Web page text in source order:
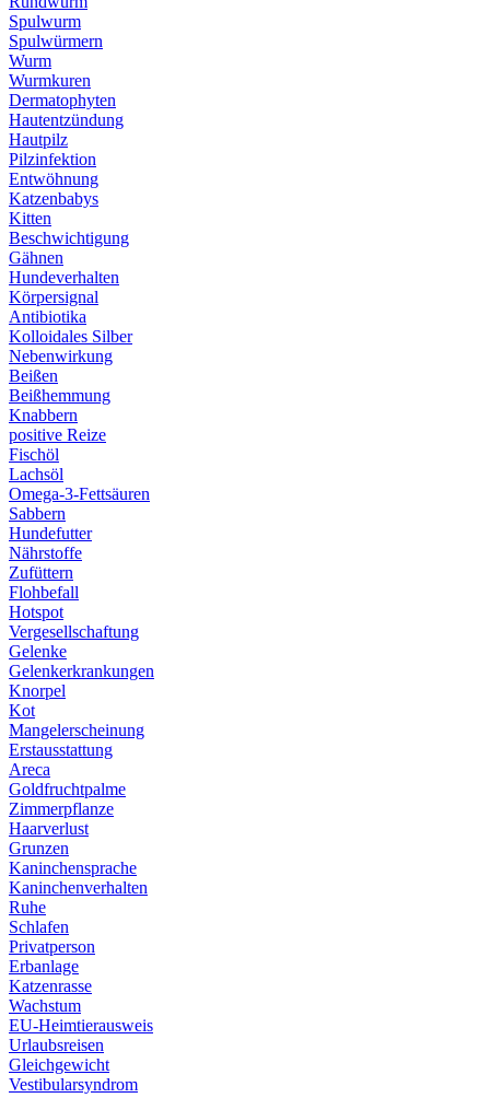
Spulwurm
Spulwürmern
Wurm
Wurmkuren
Dermatophyten
Hautentzündung
Hautpilz
Pilzinfektion
Entwöhnung
Katzenbabys
Kitten
Beschwichtigung
Gähnen
Hundeverhalten
Körpersignal
Antibiotika
Kolloidales Silber
Nebenwirkung
Beißen
Beißhemmung
Knabbern
positive Reize
Fischöl
Lachsöl
Omega-3-Fettsäuren
Sabbern
Hundefutter
Nährstoffe
Zufüttern
Flohbefall
Hotspot
Vergesellschaftung
Gelenke
Gelenkerkrankungen
Knorpel
Kot
Mangelerscheinung
Erstausstattung
Areca
Goldfruchtpalme
Zimmerpflanze
Haarverlust
Grunzen
Kaninchensprache
Kaninchenverhalten
Ruhe
Schlafen
Privatperson
Erbanlage
Katzenrasse
Wachstum
EU-Heimtierausweis
Urlaubsreisen
Gleichgewicht
Vestibularsyndrom